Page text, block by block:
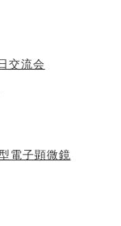
交流会
電子顕微鏡